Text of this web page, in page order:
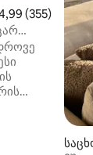
(355)